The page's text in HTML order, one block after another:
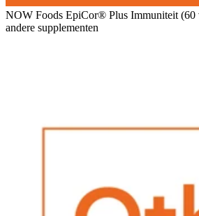
NOW Foods EpiCor® Plus Immuniteit (60
andere supplementen